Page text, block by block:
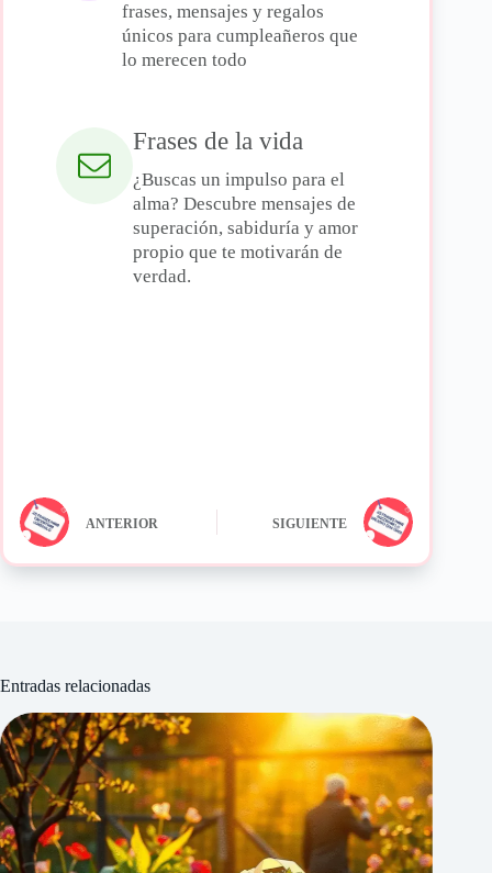
frases, mensajes y regalos
únicos para cumpleañeros que
lo merecen todo
Frases de la vida
¿Buscas un impulso para el
alma? Descubre mensajes de
superación, sabiduría y amor
propio que te motivarán de
verdad.
ANTERIOR SIGUIENTE
Entradas relacionadas